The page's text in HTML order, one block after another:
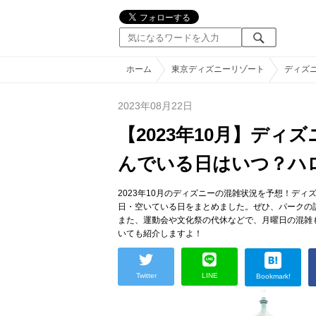
ホーム 東京ディズニーリゾート ディズ
2023年08月22日
【2023年10月】ディ
んでいる日はいつ？ハ
2023年10月のディズニーの混雑状況を予想！ディ
日・空いている日をまとめました。ぜひ、パーク
また、運動会や文化祭の代休などで、月曜日の混
いても紹介しますよ！
Twitter LINE Bookmark!